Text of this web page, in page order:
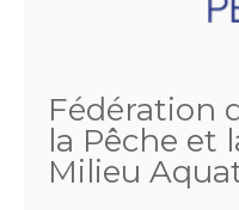
Fédération
la Pêche et
Milieu